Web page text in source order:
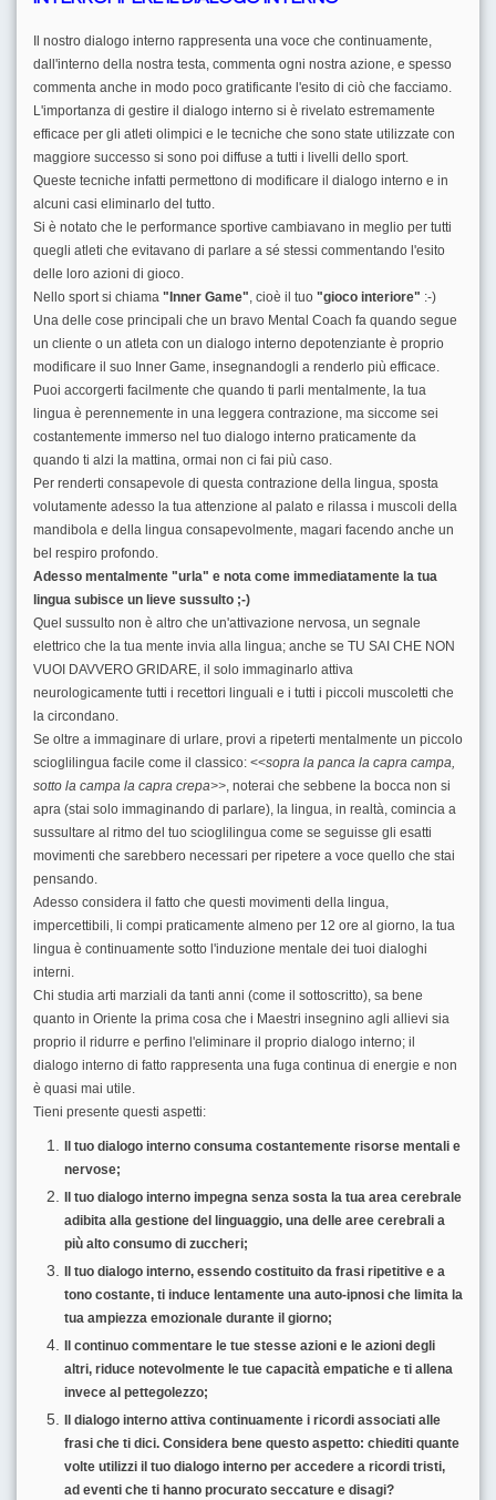
Il nostro dialogo interno rappresenta una voce che continuamente,
dall'interno della nostra testa, commenta ogni nostra azione, e spesso
commenta anche in modo poco gratificante l'esito di ciò che facciamo.
L'importanza di gestire il dialogo interno si è rivelato estremamente
efficace per gli atleti olimpici e le tecniche che sono state utilizzate con
maggiore successo si sono poi diffuse a tutti i livelli dello sport.
Queste tecniche infatti permettono di modificare il dialogo interno e in
alcuni casi eliminarlo del tutto.
Si è notato che le performance sportive cambiavano in meglio per tutti
quegli atleti che evitavano di parlare a sé stessi commentando l'esito
delle loro azioni di gioco.
Nello sport si chiama "Inner Game" , cioè il tuo "gioco interiore" :-)
Una delle cose principali che un bravo Mental Coach fa quando segue
un cliente o un atleta con un dialogo interno depotenziante è proprio
modificare il suo Inner Game, insegnandogli a renderlo più efficace.
Puoi accorgerti facilmente che quando ti parli mentalmente, la tua
lingua è perennemente in una leggera contrazione, ma siccome sei
costantemente immerso nel tuo dialogo interno praticamente da
quando ti alzi la mattina, ormai non ci fai più caso.
Per renderti consapevole di questa contrazione della lingua, sposta
volutamente adesso la tua attenzione al palato e rilassa i muscoli della
mandibola e della lingua consapevolmente, magari facendo anche un
bel respiro profondo.
Adesso mentalmente "urla" e nota come immediatamente la tua
lingua subisce un lieve sussulto ;-)
Quel sussulto non è altro che un'attivazione nervosa, un segnale
elettrico che la tua mente invia alla lingua; anche se TU SAI CHE NON
VUOI DAVVERO GRIDARE, il solo immaginarlo attiva
neurologicamente tutti i recettori linguali e i tutti i piccoli muscoletti che
la circondano.
Se oltre a immaginare di urlare, provi a ripeterti mentalmente un piccolo
scioglilingua facile come il classico: <<sopra la panca la capra campa,
sotto la campa la capra crepa>> , noterai che sebbene la bocca non si
apra (stai solo immaginando di parlare), la lingua, in realtà, comincia a
sussultare al ritmo del tuo scioglilingua come se seguisse gli esatti
movimenti che sarebbero necessari per ripetere a voce quello che stai
pensando.
Adesso considera il fatto che questi movimenti della lingua,
impercettibili, li compi praticamente almeno per 12 ore al giorno, la tua
lingua è continuamente sotto l'induzione mentale dei tuoi dialoghi
interni.
Chi studia arti marziali da tanti anni (come il sottoscritto), sa bene
quanto in Oriente la prima cosa che i Maestri insegnino agli allievi sia
proprio il ridurre e perfino l'eliminare il proprio dialogo interno; il
dialogo interno di fatto rappresenta una fuga continua di energie e non
è quasi mai utile.
Tieni presente questi aspetti:
Il tuo dialogo interno consuma costantemente risorse mentali e
nervose;
Il tuo dialogo interno impegna senza sosta la tua area cerebrale
adibita alla gestione del linguaggio, una delle aree cerebrali a
più alto consumo di zuccheri;
Il tuo dialogo interno, essendo costituito da frasi ripetitive e a
tono costante, ti induce lentamente una auto-ipnosi che limita la
tua ampiezza emozionale durante il giorno;
Il continuo commentare le tue stesse azioni e le azioni degli
altri, riduce notevolmente le tue capacità empatiche e ti allena
invece al pettegolezzo;
Il dialogo interno attiva continuamente i ricordi associati alle
frasi che ti dici. Considera bene questo aspetto: chiediti quante
volte utilizzi il tuo dialogo interno per accedere a ricordi tristi,
ad eventi che ti hanno procurato seccature e disagi?